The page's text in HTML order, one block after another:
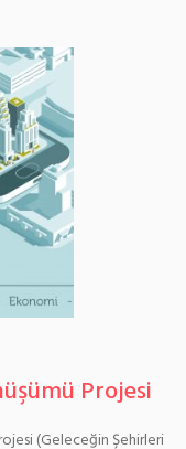
Projesi
(Geleceğin Şehirleri